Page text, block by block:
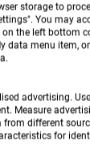
storage to
You may
the left bottom
data menu item,
advertising.
Measure
different
for